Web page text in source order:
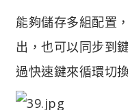
能夠儲存多組配置
出，也可以同步到
過快速鍵來循環切